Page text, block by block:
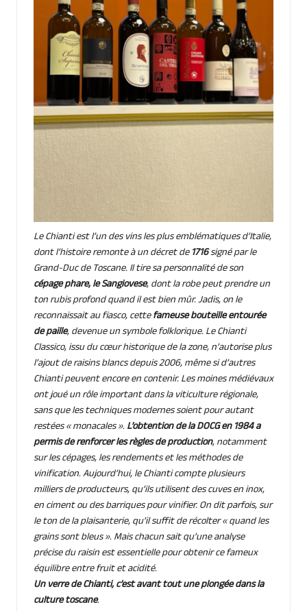
Le Chianti est l’un des vins les plus emblématiques d’Italie,
dont l’histoire remonte à un décret de1716signé par le
Grand-Duc de Toscane. Il tire sa personnalité de son
cépage phare, le Sangiovese, dont la robe peut prendre un
ton rubis profond quand il est bien mûr. Jadis, on le
reconnaissait au fiasco, cettefameuse bouteille entourée
de paille, devenue un symbole folklorique. Le Chianti
Classico, issu du cœur historique de la zone, n’autorise plus
l’ajout de raisins blancs depuis 2006, même si d’autres
Chianti peuvent encore en contenir. Les moines médiévaux
ont joué un rôle important dans la viticulture régionale,
sans que les techniques modernes soient pour autant
restées « monacales ».L’obtention de la DOCG en 1984 a
permis de renforcer les règles de production, notamment
sur les cépages, les rendements et les méthodes de
vinification. Aujourd’hui, le Chianti compte plusieurs
milliers de producteurs, qu’ils utilisent des cuves en inox,
en ciment ou des barriques pour vinifier. On dit parfois, sur
le ton de la plaisanterie, qu’il suffit de récolter « quand les
grains sont bleus ». Mais chacun sait qu’une analyse
précise du raisin est essentielle pour obtenir ce fameux
équilibre entre fruit et acidité.
Un verre de Chianti, c’est avant tout une plongée dans la
culture toscane.